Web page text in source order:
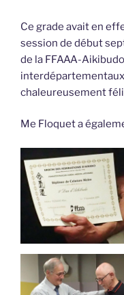
Ce grade avait en
session de début
de la FFAAA-
chaleureusement
Me Floquet a